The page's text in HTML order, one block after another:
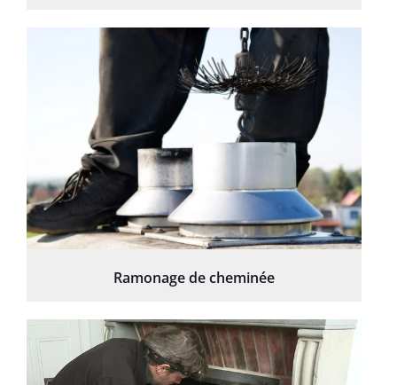
Ramonage de cheminée